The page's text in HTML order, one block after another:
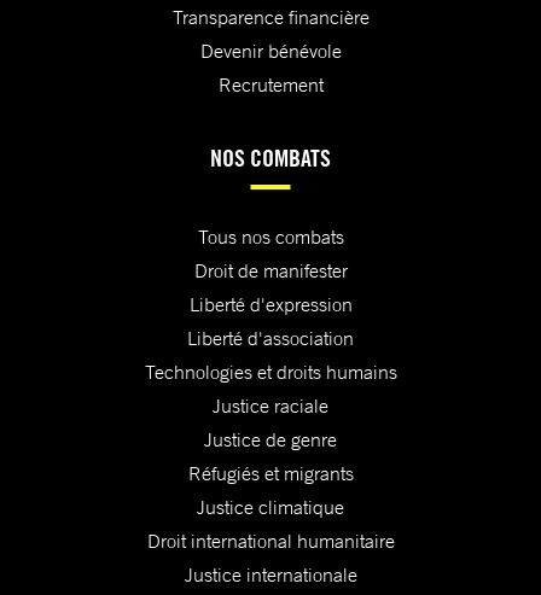
Transparence financière
Devenir bénévole
Recrutement
NOS COMBATS
Tous nos combats
Droit de manifester
Liberté d'expression
Liberté d'association
Technologies et droits humains
Justice raciale
Justice de genre
Réfugiés et migrants
Justice climatique
Droit international humanitaire
Justice internationale